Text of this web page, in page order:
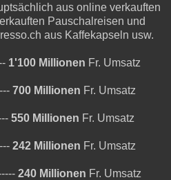
aus online verkauften
Pauschalreisen und
aus Kaffekapseln usw.
1'100 Millionen Fr. Umsatz
700 Millionen Fr. Umsatz
550 Millionen Fr. Umsatz
242 Millionen Fr. Umsatz
240 Millionen Fr. Umsatz